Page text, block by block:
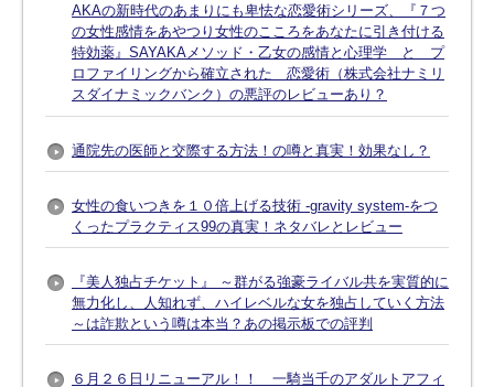
AKAの新時代のあまりにも卑怯な恋愛術シリーズ、『７つ
の女性感情をあやつり女性のこころをあなたに引き付ける
特効薬』SAYAKAメソッド・乙女の感情と心理学 と プ
ロファイリングから確立された 恋愛術（株式会社ナミリ
スダイナミックバンク）の悪評のレビューあり？
通院先の医師と交際する方法！の噂と真実！効果なし？
女性の食いつきを１０倍上げる技術 -gravity system-をつ
くったプラクティス99の真実！ネタバレとレビュー
『美人独占チケット』 ～群がる強豪ライバル共を実質的に
無力化し、人知れず、ハイレベルな女を独占していく方法
～は詐欺という噂は本当？あの掲示板での評判
６月２６日リニューアル！！ 一騎当千のアダルトアフィ